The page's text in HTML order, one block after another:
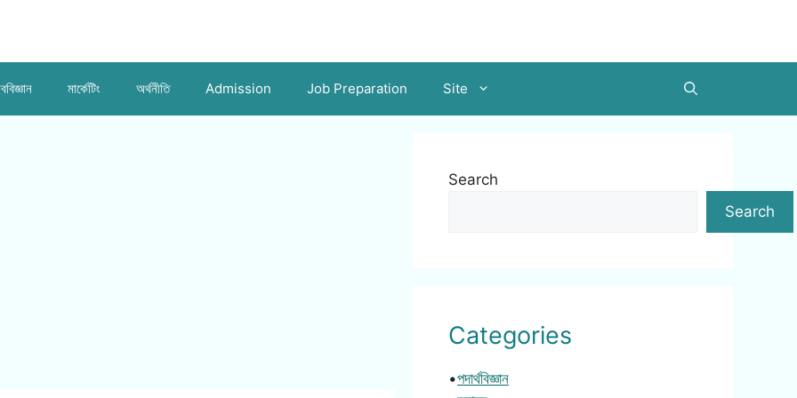
মার্কেটিং অর্থনীতি Admission Job Preparation Site
Search
Search
Categories
•পদার্থবিজ্ঞান